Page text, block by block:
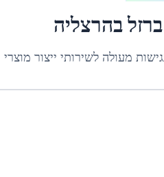
בהרצליה
מעולה לשירותי ייצור